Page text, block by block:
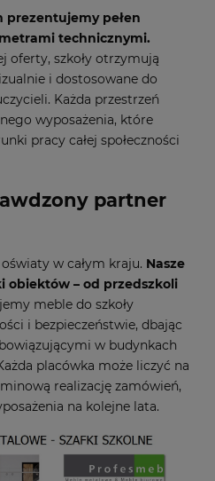
pełen
technicznymi.
oferty, szkoły otrzymują
i dostosowane do
Każda przestrzeń
wyposażenia, które
pracy całej społeczności
partner
w całym kraju. Nasze
obiektów – od przedszkoli
meble do szkoły
i bezpieczeństwie, dbając
w budynkach
placówka może liczyć na
realizację zamówień,
na kolejne lata.